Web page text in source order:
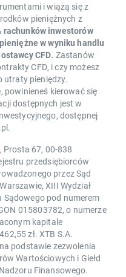
i wiążą się z
pieniężnych z
rachunków inwestorów
w wyniku handlu
CFD. Zastanów
CFD, i czy możesz
utraty pieniędzy.
powinieneś kierować się
dostępnych jest w
dostępnej
Prosta 67, 00-838
przedsiębiorców
przez Sąd
XIII Wydział
pod numerem
015803782, o numerze
kapitale
zł. XTB S.A.
podstawie zezwolenia
Wartościowych i Giełd
Finansowego.